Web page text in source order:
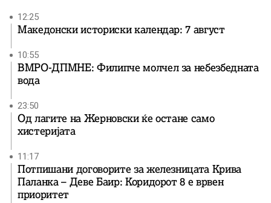
12:25
Македонски историски календар: 7 август
10:55
ВМРО-ДПМНЕ: Филипче молчел за небезбедната
вода
23:50
Од лагите на Жерновски ќе остане само
хистеријата
11:17
Потпишани договорите за железницата Крива
Паланка – Деве Баир: Коридорот 8 е врвен
приоритет